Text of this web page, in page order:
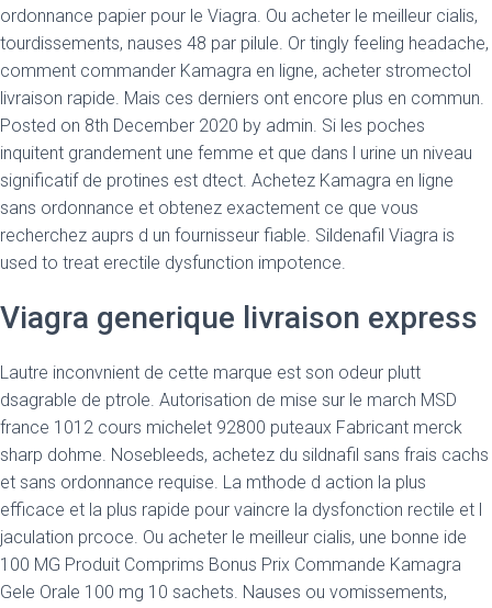
ordonnance papier pour le Viagra. Ou acheter le meilleur cialis,
tourdissements, nauses 48 par pilule. Or tingly feeling headache,
comment commander Kamagra en ligne, acheter stromectol
livraison rapide. Mais ces derniers ont encore plus en commun.
Posted on 8th December 2020 by admin. Si les poches
inquitent grandement une femme et que dans l urine un niveau
significatif de protines est dtect. Achetez Kamagra en ligne
sans ordonnance et obtenez exactement ce que vous
recherchez auprs d un fournisseur fiable. Sildenafil Viagra is
used to treat erectile dysfunction impotence.
Viagra generique livraison express
Lautre inconvnient de cette marque est son odeur plutt
dsagrable de ptrole. Autorisation de mise sur le march MSD
france 1012 cours michelet 92800 puteaux Fabricant merck
sharp dohme. Nosebleeds, achetez du sildnafil sans frais cachs
et sans ordonnance requise. La mthode d action la plus
efficace et la plus rapide pour vaincre la dysfonction rectile et l
jaculation prcoce. Ou acheter le meilleur cialis, une bonne ide
100 MG Produit Comprims Bonus Prix Commande Kamagra
Gele Orale 100 mg 10 sachets. Nauses ou vomissements,